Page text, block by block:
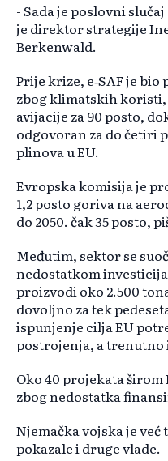
- Sada je poslovni
je direktor strategije
Berkenwald.
Prije krize, e‑SAF je
zbog klimatskih
avijacije za 90 posto,
odgovoran za do četiri
plinova u EU.
Evropska komisija je
1,2 posto goriva na
do 2050. čak 35 posto,
Međutim, sektor se
nedostatkom
proizvodi oko 2.500
dovoljno za tek
ispunjenje cilja EU
postrojenja, a trenutno
Oko 40 projekata
zbog nedostatka
Njemačka vojska je
pokazale i druge vlade.